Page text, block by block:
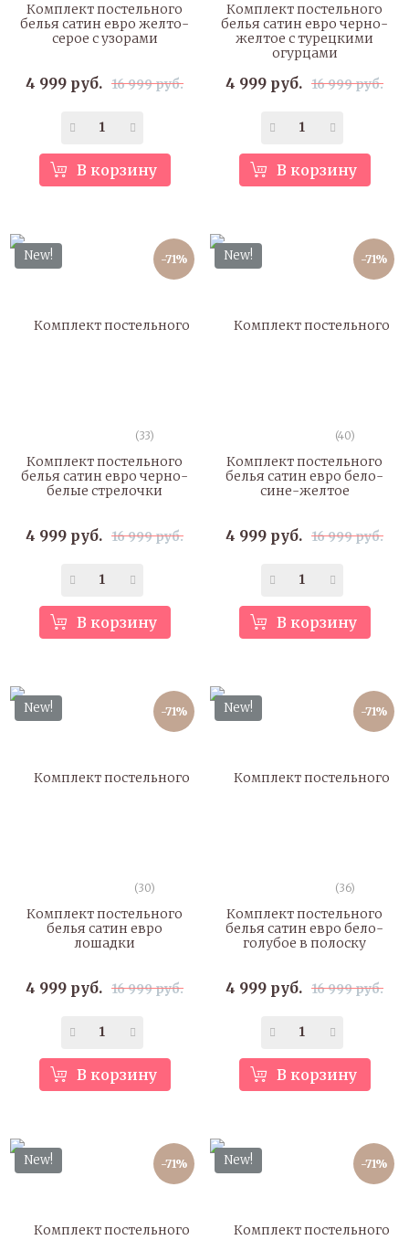
Комплект постельного
белья сатин евро желто-
серое с узорами
4 999 руб. 16 999 руб.
В корзину
Комплект постельного
белья сатин евро черно-
желтое с турецкими
огурцами
4 999 руб. 16 999 руб.
В корзину
New! -71%
(33)
Комплект постельного
белья сатин евро черно-
белые стрелочки
4 999 руб. 16 999 руб.
В корзину
New! -71%
(40)
Комплект постельного
белья сатин евро бело-
сине-желтое
4 999 руб. 16 999 руб.
В корзину
New! -71%
(30)
Комплект постельного
белья сатин евро
лошадки
4 999 руб. 16 999 руб.
В корзину
New! -71%
(36)
Комплект постельного
белья сатин евро бело-
голубое в полоску
4 999 руб. 16 999 руб.
В корзину
New! -71% New! -71%